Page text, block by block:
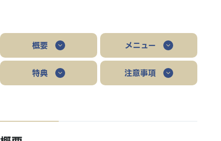
概要 メニュー
特典 注意事項